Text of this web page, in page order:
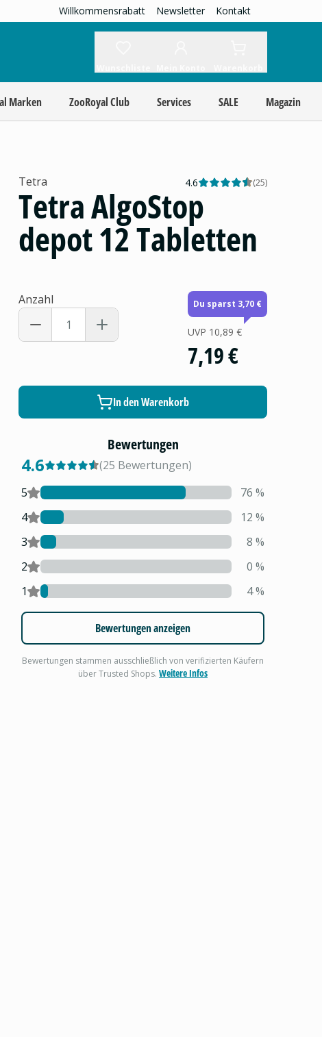
Willkommensrabatt Newsletter Kontakt
Marken ZooRoyal Club Services SALE Magazin
Tetra 4.6 (25)
Tetra AlgoStop
depot 12 Tabletten
Anzahl Du sparst 3,70 €
UVP 10,89 €
7,19 €
In den Warenkorb
Bewertungen
4.6 (25 Bewertungen)
5
76 %
4
12 %
3
8 %
2
0 %
1
4%
Bewertungen anzeigen
Bewertungen stammen ausschließlich von verifizierten Käufern
über Trusted Shops.Weitere Infos